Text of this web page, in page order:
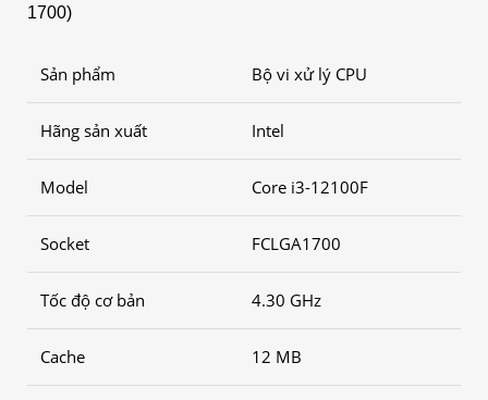
1700)
Sản phẩm Bộ vi xử lý CPU
Hãng sản xuất Intel
Model Core i3-12100F
Socket FCLGA1700
Tốc độ cơ bản 4.30 GHz
Cache 12 MB